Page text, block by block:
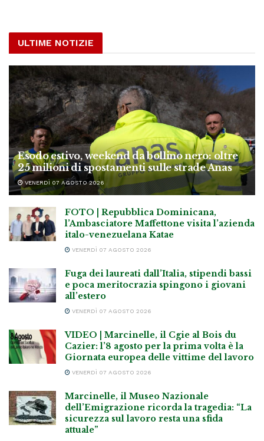
ULTIME NOTIZIE
Esodo estivo, weekend da bollino nero: oltre
25 milioni di spostamenti sulle strade Anas
VENERDÌ 07 AGOSTO 2026
FOTO | Repubblica Dominicana,
l’Ambasciatore Maffettone visita l’azienda
italo-venezuelana Katae
VENERDÌ 07 AGOSTO 2026
Fuga dei laureati dall’Italia, stipendi bassi
e poca meritocrazia spingono i giovani
all’estero
VENERDÌ 07 AGOSTO 2026
VIDEO | Marcinelle, il Cgie al Bois du
Cazier: l’8 agosto per la prima volta è la
Giornata europea delle vittime del lavoro
VENERDÌ 07 AGOSTO 2026
Marcinelle, il Museo Nazionale
dell’Emigrazione ricorda la tragedia: “La
sicurezza sul lavoro resta una sfida
attuale”